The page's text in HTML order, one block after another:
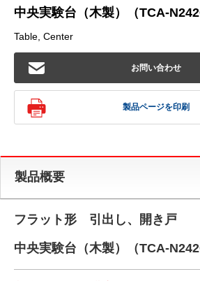
中央実験台（木製）（TCA-
Table, Center
お問い合わせ
製品ページを印刷
製品概要
フラット形 引出し、開き戸
中央実験台（木製）（TCA-